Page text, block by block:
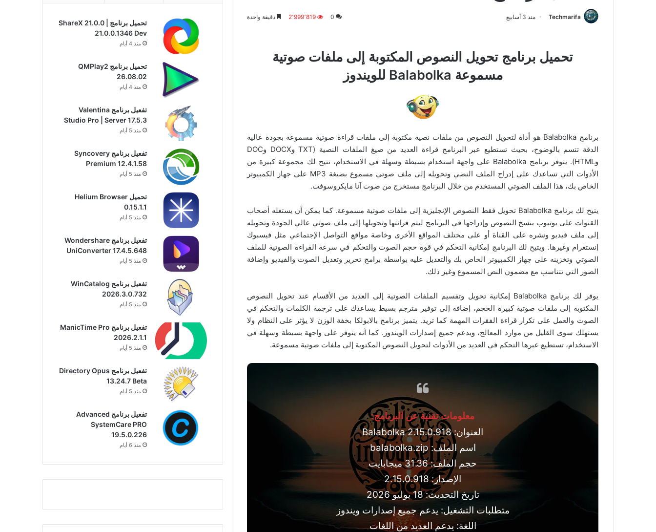
Techmarifa منذ 3 أسابيع 0 2٬999٬819 دقيقة واحدة
تحميل برنامج تحويل النصوص المكتوبة إلى ملفات صوتية
مسموعة Balabolka للويندوز
برنامج Balabolka هو أداة لتحويل النصوص من ملفات نصية مكتوبة إلى ملفات قراءة صوتية مسموعة بجودة عالية
الدقة تتسم بالوضوح، بحيث تستطيع عبر البرنامج قراءة العديد من صيغ الملفات النصية (TXT وDOCX وDOC
وHTML). يتوفر برنامج Balabolka على واجهة استخدام بسيطة وسهلة في الاستخدام، تتيح لك مجموعة كبيرة من
الأدوات التي تساعدك على إدراج الملف النصي وتحويله إلى ملف صوتي مسموع بصيغة MP3 على جهاز الكمبيوتر
الخاص بك، هذا الملف الصوتي المستخدم من خلال البرنامج مستخرج من صوت آنا مايكروسوفت.
يتيح لك برنامج Balabolka تحويل فقط النصوص الإنجليزية إلى ملفات صوتية مسموعة. كما يمكن أن يستغله أصحاب
القنوات على يوتيوب بنسخ النصوص وإدراجها في البرنامج ليتم قرائتها وتحويلها إلى ملف صوتي عالي الجودة وتحويله
إلى ملف فيديو ونشره على القناة أو على مختلف المواقع الأخرى وخاصة مواقع التواصل الإجتماعي مثل فيسبوك
إنستغرام وغيرها. ويتيح لك البرنامج إمكانية التحكم في قوة حجم الصوت والتحكم في سرعة القراءة الصوتية للملف
الصوتي وتخزينه على جهاز الكمبيوتر الخاص بك والتعديل عليه بواسطة برامج تحرير وتعديل الصوت والفيديو وإضافة
الصور التي تتناسب مع مضمون النص المسموع وغير ذلك.
يوفر لك برنامج Balabolka إمكانية تحويل وتقسيم الملفات الصوتية إلى العديد من الأقسام عند تحويل النصوص
المكتوبة إلى ملفات صوتية كبيرة الحجم، إضافة إلى توفير مترجم بسيط يساعدك على ترجمة الكلمات والتحكم في
الصوت والعمل على تكرار قراءة الفقرات المهمة كما تريد. يتميز برنامج بالابولكا بخفة الوزن لا يؤثر على النظام ولا
يستهلك سوى القليل من موارد المعالج، ويدعم جميع إصدارات الويندوز. كما أنه يتوفر على واجهة بسيطة وسهلة في
الاستخدام، تستطيع عبرها التحكم في العديد من الأدوات لتحويل النصوص المكتوبة إلى ملفات صوتية مسموعة.
معلومات تقنية عن البرنامج:
العنوان: Balabolka 2.15.0.918
اسم الملف: balabolka.zip
حجم الملف: 31.36 ميجابايت
الإصدار: 2.15.0.918
تاريخ التحديث: 18 يوليو 2026
متطلبات التشغيل: يدعم جميع إصدارات ويندوز
اللغة: يدعم العديد من اللغات
تحميل برنامج ShareX 21.0.0 |
21.0.0.1346 Dev
منذ 4 أيام
تحميل برنامج QMPlay2
26.08.02
منذ 4 أيام
تفعيل برنامج Valentina
Studio Pro | Server 17.5.3
منذ 5 أيام
تفعيل برنامج Syncovery
Premium 12.4.1.58
منذ 5 أيام
تحميل Helium Browser
0.15.1.1
منذ 5 أيام
تفعيل برنامج Wondershare
UniConverter 17.4.5.648
منذ 5 أيام
تفعيل برنامج WinCatalog
2026.3.0.732
منذ 5 أيام
تفعيل برنامج ManicTime Pro
2026.2.1.1
منذ 5 أيام
تفعيل برنامج Directory Opus
13.24.7 Beta
منذ 5 أيام
تفعيل برنامج Advanced
SystemCare PRO
19.5.0.226
منذ 6 أيام